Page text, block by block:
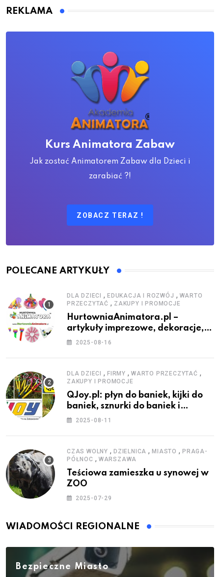
REKLAMA
Kurs Animatora Zabaw
Jak zostać Animatorem Zabaw dla Dzieci i
zarabiać ?!
ZOBACZ TERAZ !
POLECANE ARTYKUŁY
DLA DZIECI , EDUKACJA I ROZWÓJ , WARTO
PRZECZYTAĆ , ZAKUPY I PROMOCJE
HurtowniaAnimatora.pl –
artykuły imprezowe, dekoracje,
stroje i akcesoria dla animatorów
2025-08-16
DLA DZIECI , FIRMY , WARTO PRZECZYTAĆ ,
ZAKUPY I PROMOCJE
QJoy.pl: płyn do baniek, kijki do
baniek, sznurki do baniek i
zestawy do baniek
2025-08-11
CZAS WOLNY , DZIELNICA ,MIASTO ,PRAGA-
PÓŁNOC , WARSZAWA
Teściowa zamieszka u synowej w
ZOO
2025-07-29
WIADOMOŚCI REGIONALNE
Bezpieczne Miasto